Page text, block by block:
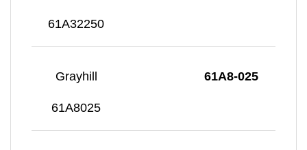
61A32250
Grayhill 61A8-025
61A8025